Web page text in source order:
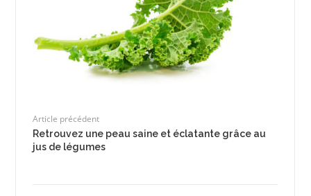
Article précédent
Retrouvez une peau saine et éclatante grâce au
jus de légumes